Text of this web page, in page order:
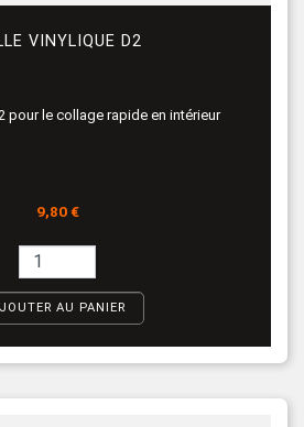
VINYLIQUE D2
pour le collage rapide en intérieur
Prix
9,80 €
AU PANIER